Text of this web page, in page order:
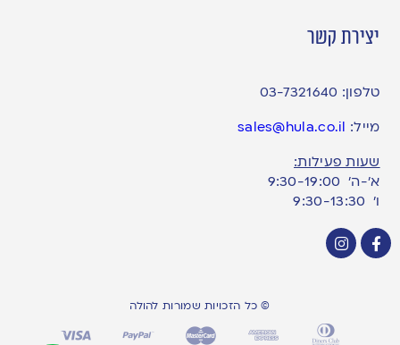
יצירת קשר
טלפון: 03-7321640
מייל: sales@hula.co.il
שעות פעילות:
א’-ה’ 9:30-19:00
ו׳ 9:30-13:30
© כל הזכויות שמורות להולה